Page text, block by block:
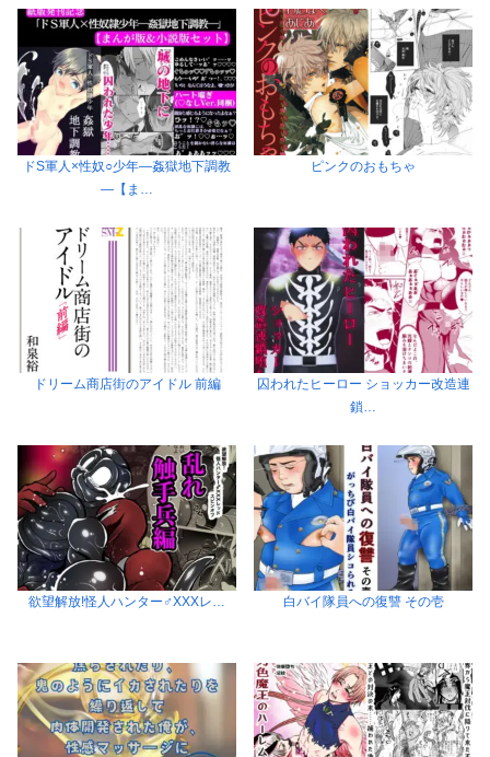
ドS軍人×性奴○少年―姦獄地下調教
―【ま…
ピンクのおもちゃ
ドリーム商店街のアイドル 前編
囚われたヒーロー ショッカー改造連
鎖…
欲望解放!怪人ハンター♂XXXレ… 白バイ隊員への復讐 その壱